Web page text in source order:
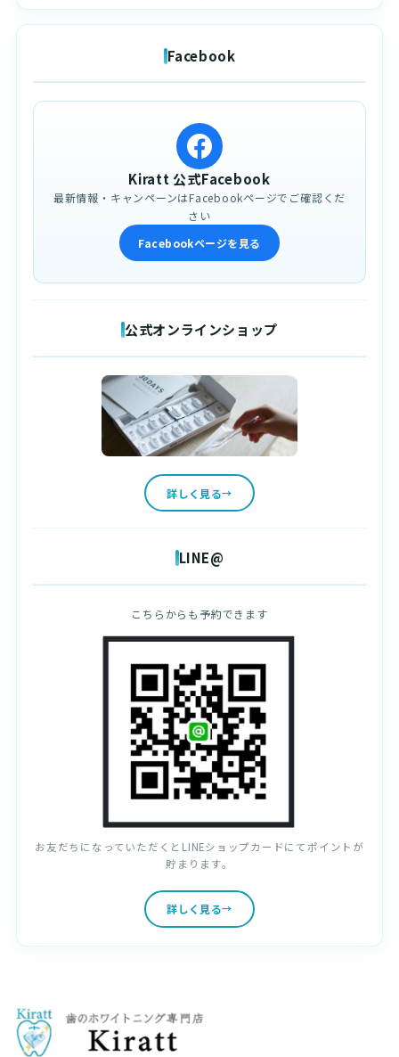
Facebook
Kiratt 公式Facebook
最新情報・キャンペーンはFacebookページでご確認くだ
さい
Facebookページを見る
公式オンラインショップ
詳しく見る
LINE@
こちらからも予約できます
お友だちになっていただくとLINEショップカードにてポイントが
貯まります。
詳しく見る